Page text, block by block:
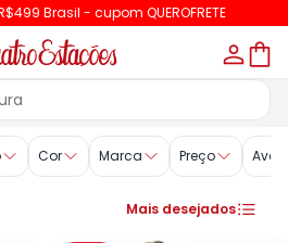
Brasil - cupom QUEROFRETE
Cor Marca Preço
Mais desejados